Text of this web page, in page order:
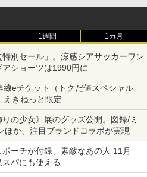
1週間 1カ月
別セール」。涼感シアサッカーワン
ショーツは1990円に
eチケット（トクだ値スペシャル
えきねっと限定
の少女》展のグッズ公開。図録/ミ
ほか、注目ブランドコラボが実現
ポーチが付録、素敵なあの人 11月
パにも使える